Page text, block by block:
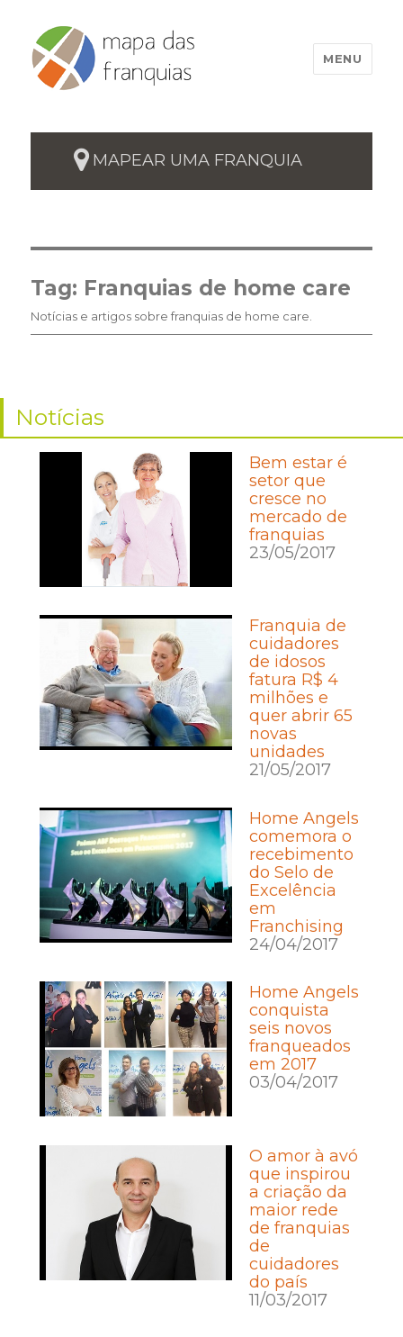
MENU
MAPEAR UMA FRANQUIA
Tag: Franquias de home care
Notícias e artigos sobre franquias de home care.
Notícias
Bem estar é
setor que
cresce no
mercado de
franquias
23/05/2017
Franquia de
cuidadores
de idosos
fatura R$ 4
milhões e
quer abrir 65
novas
unidades
21/05/2017
Home Angels
comemora o
recebimento
do Selo de
Excelência
em
Franchising
24/04/2017
Home Angels
conquista
seis novos
franqueados
em 2017
03/04/2017
O amor à avó
que inspirou
a criação da
maior rede
de franquias
de
cuidadores
do país
11/03/2017